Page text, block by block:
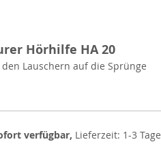
Hörhilfe HA 20
Lauschern auf die Sprünge
verfügbar, Lieferzeit: 1-3 Tage